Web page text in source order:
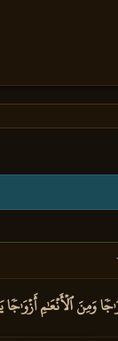
ٱلۡأَنۡعَٰمِ أَزۡوَٰجٗا